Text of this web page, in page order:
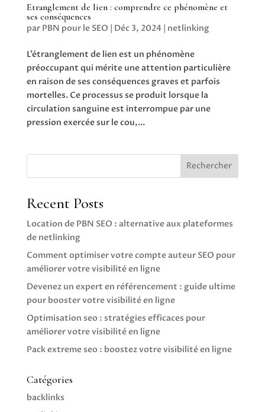
Etranglement de lien : comprendre ce phénomène et
ses conséquences
par PBN pour le SEO | Déc 3, 2024| netlinking
L’étranglement de lien est un phénomène
préoccupant qui mérite une attention particulière
en raison de ses conséquences graves et parfois
mortelles. Ce processus se produit lorsque la
circulation sanguine est interrompue par une
pression exercée sur le cou,...
Rechercher
Recent Posts
Location de PBN SEO : alternative aux plateformes
de netlinking
Comment optimiser votre compte auteur SEO pour
améliorer votre visibilité en ligne
Devenez un expert en référencement : guide ultime
pour booster votre visibilité en ligne
Optimisation seo : stratégies efficaces pour
améliorer votre visibilité en ligne
Pack extreme seo : boostez votre visibilité en ligne
Catégories
backlinks